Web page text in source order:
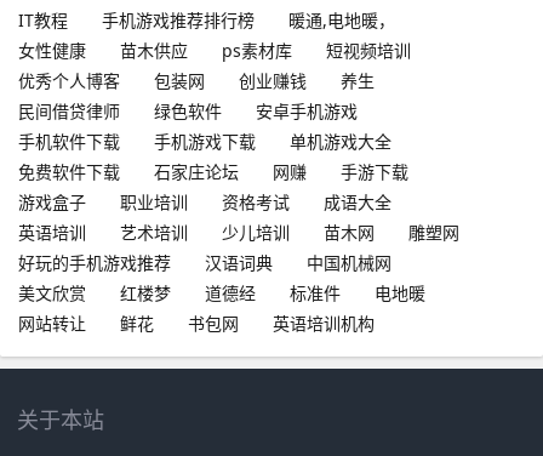
IT教程
手机游戏推荐排行榜
暖通,电地暖，
女性健康
苗木供应 ps素材库
短视频培训
优秀个人博客
包装网 创业赚钱
养生
民间借贷律师
绿色软件
安卓手机游戏
手机软件下载
手机游戏下载
单机游戏大全
免费软件下载
石家庄论坛 网赚
手游下载
游戏盒子
职业培训 资格考试
成语大全
英语培训
艺术培训 少儿培训 苗木网
雕塑网
好玩的手机游戏推荐
汉语词典
中国机械网
美文欣赏
红楼梦 道德经 标准件
电地暖
网站转让
鲜花 书包网 英语培训机构
关于本站